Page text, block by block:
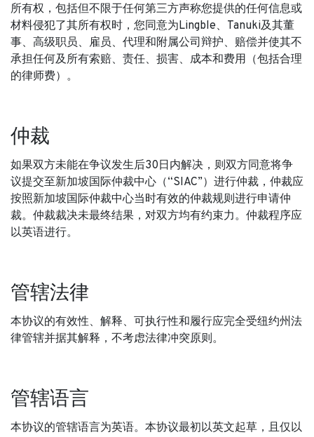
所有权，包括但不限于任何第三方声称您提供的任何信息或
材料侵犯了其所有权时，您同意为Lingble、Tanuki及其董
事、高级职员、雇员、代理和附属公司辩护、赔偿并使其不
承担任何及所有索赔、责任、损害、成本和费用（包括合理
的律师费）。
仲裁
如果双方未能在争议发生后30日内解决，则双方同意将争
议提交至新加坡国际仲裁中心（“SIAC”）进行仲裁，仲裁应
按照新加坡国际仲裁中心当时有效的仲裁规则进行申请仲
裁。仲裁裁决未最终结果，对双方均有约束力。仲裁程序应
以英语进行。
管辖法律
本协议的有效性、解释、可执行性和履行应完全受纽约州法
律管辖并据其解释，不考虑法律冲突原则。
管辖语言
本协议的管辖语言为英语。本协议最初以英文起草，且仅以